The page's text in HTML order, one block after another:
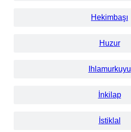
Hekimbaşı
Huzur
Ihlamurkuyu
İnkilap
İstiklal